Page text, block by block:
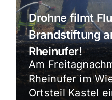
Drohne filmt
Brandstiftung
Rheinufer!
Am
Rheinufer im
Ortsteil Kastel